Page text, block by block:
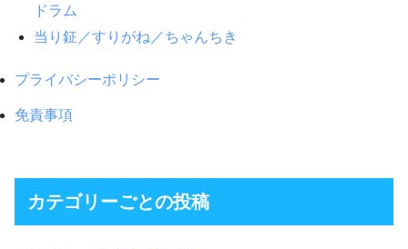
ドラム
当り鉦／すりがね／ちゃんちき
プライバシーポリシー
免責事項
カテゴリーごとの投稿